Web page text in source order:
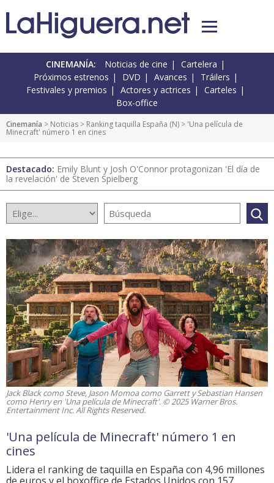
CINEMANÍA: Noticias de cine
Cartelera
Próximos estrenos
DVD Avances
Tráilers
Festivales y premios
Actores y actrices
Carteles
Box-office
Cinemanía > Noticias > Ranking taquilla España (N) > 'Una película de
Minecraft' número 1 en cines
Destacado: Emily Blunt y Josh O'Connor protagonizan 'El día de
la revelación' de Steven Spielberg
Jack Black como Steve, Jason Momoa como Garrett y Sebastian Hansen
como Henry en 'Una película de Minecraft'. © 2025 Warner Bros.
Entertainment Inc. All Rights Reserved.
'Una película de Minecraft' número 1 en
cines
Lidera el ranking de taquilla en España con 4,96 millones